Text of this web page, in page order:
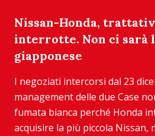
Nissan-Honda,
interrotte. Non ci sarà
giapponese
I negoziati intercorsi dal 23
management delle due Case
fumata bianca perché Honda
acquisire la più piccola Nissan,